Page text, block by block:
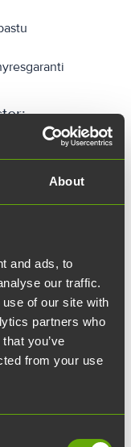
About
and ads, to
our traffic.
of our site with
partners who
you’ve
from your use